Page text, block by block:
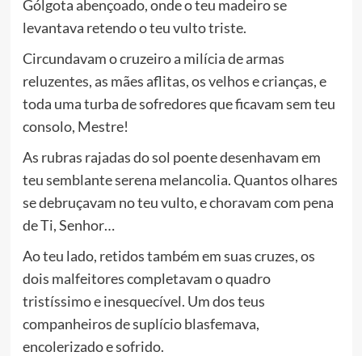
Gólgota abençoado, onde o teu madeiro se
levantava retendo o teu vulto triste.
Circundavam o cruzeiro a milícia de armas
reluzentes, as mães aflitas, os velhos e crianças, e
toda uma turba de sofredores que ficavam sem teu
consolo, Mestre!
As rubras rajadas do sol poente desenhavam em
teu semblante serena melancolia. Quantos olhares
se debruçavam no teu vulto, e choravam com pena
de Ti, Senhor…
Ao teu lado, retidos também em suas cruzes, os
dois malfeitores completavam o quadro
tristíssimo e inesquecível. Um dos teus
companheiros de suplício blasfemava,
encolerizado e sofrido.